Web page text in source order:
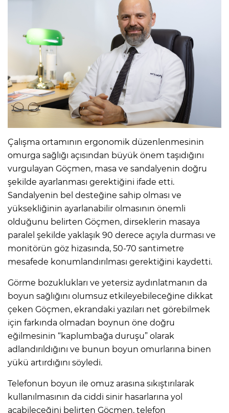
Çalışma ortamının ergonomik düzenlenmesinin
omurga sağlığı açısından büyük önem taşıdığını
vurgulayan Göçmen, masa ve sandalyenin doğru
şekilde ayarlanması gerektiğini ifade etti.
Sandalyenin bel desteğine sahip olması ve
yüksekliğinin ayarlanabilir olmasının önemli
olduğunu belirten Göçmen, dirseklerin masaya
paralel şekilde yaklaşık 90 derece açıyla durması ve
monitörün göz hizasında, 50-70 santimetre
mesafede konumlandırılması gerektiğini kaydetti.
Görme bozuklukları ve yetersiz aydınlatmanın da
boyun sağlığını olumsuz etkileyebileceğine dikkat
çeken Göçmen, ekrandaki yazıları net görebilmek
için farkında olmadan boynun öne doğru
eğilmesinin “kaplumbağa duruşu” olarak
adlandırıldığını ve bunun boyun omurlarına binen
yükü artırdığını söyledi.
Telefonun boyun ile omuz arasına sıkıştırılarak
kullanılmasının da ciddi sinir hasarlarına yol
açabileceğini belirten Göçmen, telefon